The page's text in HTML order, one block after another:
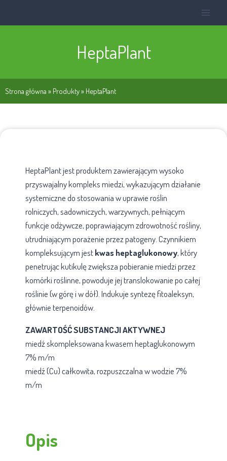
HeptaPlant
Strona główna » Produkty» HeptaPlant
HeptaPlant jest produktem zawierającym wysoko
przyswajalny kompleks miedzi, wykazującym działanie
systemiczne do stosowania w uprawie roślin
rolniczych, sadowniczych, warzywnych, pełniącym
funkcje odżywcze, poprawiającym zdrowotność rośliny,
utrudniającym porażenie przez patogeny. Czynnikiem
kompleksującym jestkwas heptaglukonowy, który
penetrując kutikulę zwiększa pobieranie miedzi przez
komórki roślinne, powoduje jej translokowanie po całej
roślinie (w górę i w dół). Indukuje syntezę fitoaleksyn,
głównie terpenoidów.
ZAWARTOŚĆ SUBSTANCJI AKTYWNEJ
miedź skompleksowana kwasem heptaglukonowym
7% m/m
miedź (Cu) całkowita, rozpuszczalna w wodzie 7%
m/m
Opis